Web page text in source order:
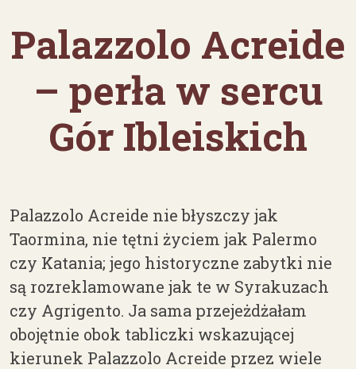
Palazzolo Acreide
– perła w sercu
Gór Ibleiskich
Palazzolo Acreide nie błyszczy jak
Taormina, nie tętni życiem jak Palermo
czy Katania; jego historyczne zabytki nie
są rozreklamowane jak te w Syrakuzach
czy Agrigento. Ja sama przejeżdżałam
obojętnie obok tabliczki wskazującej
kierunek Palazzolo Acreide przez wiele